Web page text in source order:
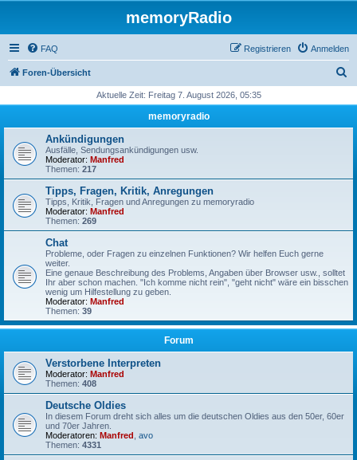
memoryRadio
FAQ Anmelden
Registrieren
Foren-Übersicht
h
Aktuelle Zeit: Freitag 7. August 2026, 05:35
memoryradio
Ankündigungen
Ausfälle, Sendungsankündigungen usw.
Moderator: Manfred
Themen: 217
Tipps, Fragen, Kritik, Anregungen
Tipps, Kritik, Fragen und Anregungen zu memoryradio
Moderator: Manfred
Themen: 269
Chat
Probleme, oder Fragen zu einzelnen Funktionen? Wir helfen Euch gerne
weiter.
Eine genaue Beschreibung des Problems, Angaben über Browser usw., solltet
Ihr aber schon machen. "Ich komme nicht rein", "geht nicht" wäre ein bisschen
wenig um Hilfestellung zu geben.
Moderator: Manfred
Themen: 39
Forum
Verstorbene Interpreten
Moderator: Manfred
Themen: 408
Deutsche Oldies
In diesem Forum dreht sich alles um die deutschen Oldies aus den 50er, 60er
und 70er Jahren.
Moderatoren: Manfred avo
Themen: 4331